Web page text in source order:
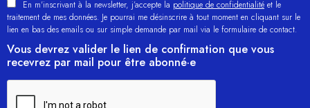
En m'inscrivant à la newsletter, j’accepte la politique de confidentialité et le
traitement de mes données. Je pourrai me désinscrire à tout moment en cliquant sur le
lien en bas des emails ou sur simple demande par mail via le formulaire de contact.
Vous devrez valider le lien de confirmation que vous
recevrez par mail pour être abonné·e